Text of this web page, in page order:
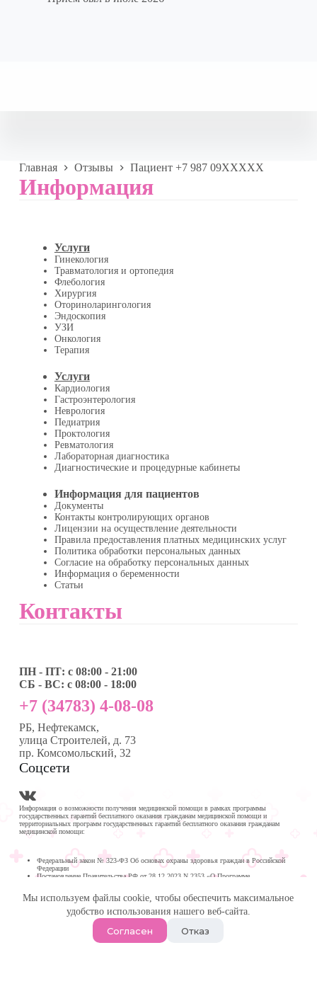
Мы используем файлы cookie, чтобы обеспечить максимальное
удобство использования нашего веб-сайта.
Согласен Отказ
Главная Отзывы Пациент +7 987 09XXXXX
Информация
Услуги
Гинекология
Травматология и ортопедия
Флебология
Хирургия
Оториноларингология
Эндоскопия
УЗИ
Онкология
Терапия
Услуги
Кардиология
Гастроэнтерология
Неврология
Педиатрия
Проктология
Ревматология
Лабораторная диагностика
Диагностические и процедурные кабинеты
Информация для пациентов
Документы
Контакты контролирующих органов
Лицензии на осуществление деятельности
Правила предоставления платных медицинских услуг
Политика обработки персональных данных
Согласие на обработку персональных данных
Информация о беременности
Статьи
Контакты
ПН - ПТ: с 08:00 - 21:00
СБ - ВС: с 08:00 - 18:00
+7 (34783) 4-08-08
РБ, Нефтекамск,
улица Строителей, д. 73
пр. Комсомольский, 32
Соцсети
Информация о возможности получения медицинской помощи в рамках программы
государственных гарантий бесплатного оказания гражданам медицинской помощи и
территориальных программ государственных гарантий бесплатного оказания гражданам
медицинской помощи:
Федеральный закон № 323-ФЗ Об основах охраны здоровья граждан в Российской
Федерации
Постановление Правительства РФ от 28.12.2023 N 2353 «О Программе
Программа государственных гарантий бесплатного оказания гражданам медицинской
Республике Башкортостан на 2024 год и на плановый период 2025 и 2026 годов
Медика Плюс
| Многопрофильная клиника в